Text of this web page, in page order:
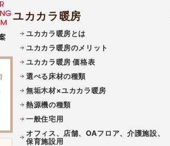
ユカカラ暖房
ユカカラ暖房とは
ユカカラ暖房のメリット
ユカカラ暖房 価格表
選べる床材の種類
無垢木材×ユカカラ暖房
熱源機の種類
一般住宅用
オフィス、店舗、OAフロア、介護施設、
保育施設用